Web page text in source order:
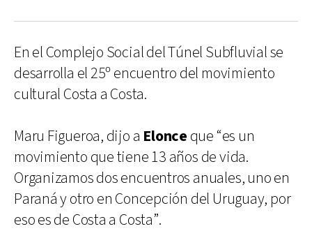
En el Complejo Social del Túnel Subfluvial se
desarrolla el 25º encuentro del movimiento
cultural Costa a Costa.
Maru Figueroa, dijo a Elonce que “es un
movimiento que tiene 13 años de vida.
Organizamos dos encuentros anuales, uno en
Paraná y otro en Concepción del Uruguay, por
eso es de Costa a Costa”.